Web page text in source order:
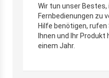
Wir tun unser
Fernbedienungen zu
Hilfe benötigen, rufen
Ihnen und Ihr Produkt
einem Jahr.